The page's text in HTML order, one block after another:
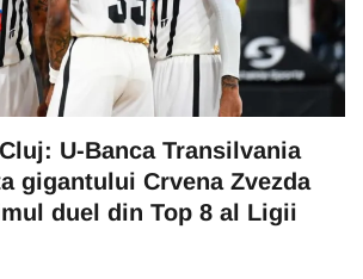
U-Banca Transilvania
gigantului Crvena Zvezda
duel din Top 8 al Ligii